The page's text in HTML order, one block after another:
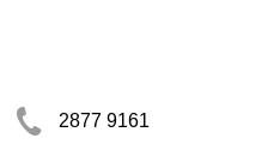
2877 9161